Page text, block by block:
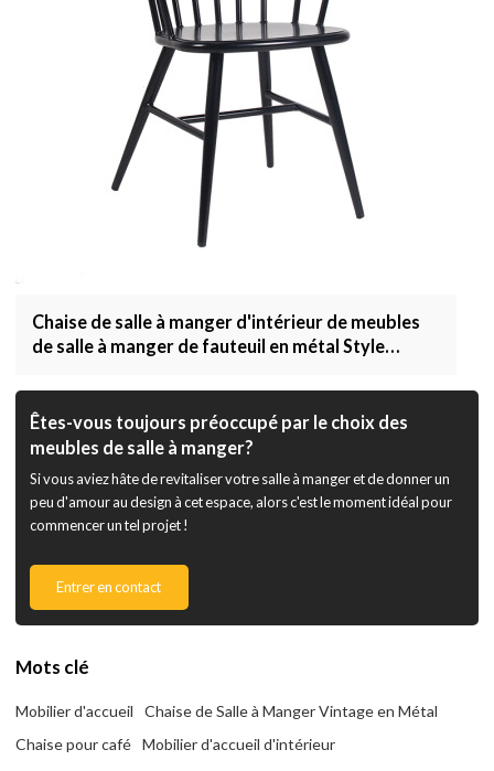
Chaise de salle à manger d'intérieur de meubles
de salle à manger de fauteuil en métal Style
Êtes-vous toujours préoccupé par le choix des
meubles de salle à manger?
Si vous aviez hâte de revitaliser votre salle à manger et de donner un
peu d'amour au design à cet espace, alors c'est le moment idéal pour
commencer un tel projet !
Entrer en contact
Mots clé
Mobilier d'accueil
Chaise de Salle à Manger Vintage en Métal
Chaise pour café
Mobilier d'accueil d'intérieur